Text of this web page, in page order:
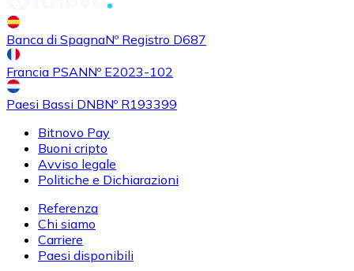
Acquistare
SHIB
AcquistareUniswap
UNI
Banca di SpagnaNº Registro D687
Francia PSANNº E2023-102
Paesi Bassi DNBNº R193399
Bitnovo Pay
Buoni cripto
Avviso legale
Politiche e Dichiarazioni
Referenza
Chi siamo
Carriere
Paesi disponibili